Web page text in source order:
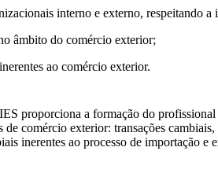
interno e externo, respeitando a
âmbito do comércio exterior;
ao comércio exterior.
proporciona a formação do
comércio exterior: transações
inerentes ao processo de importação e